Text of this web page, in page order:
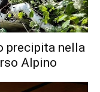
precipita nella
Alpino